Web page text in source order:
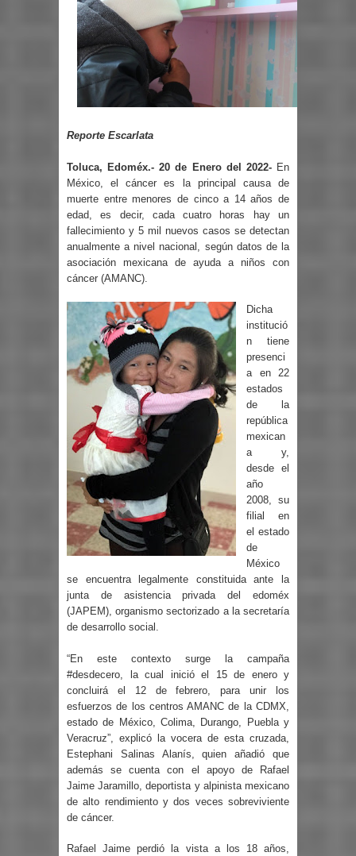
Reporte Escarlata
Toluca, Edoméx.- 20 de Enero del 2022-En
México, el cáncer es la principal causa de
muerte entre menores de cinco a 14 años de
edad, es decir, cada cuatro horas hay un
fallecimiento y 5 mil nuevos casos se detectan
anualmente a nivel nacional, según datos de la
asociación mexicana de ayuda a niños con
cáncer (AMANC).
Dicha
institució
n tiene
presenci
a en 22
estados
de la
república
mexican
a y,
desde el
año
2008, su
filial en
el estado
de
México
se encuentra legalmente constituida ante la
junta de asistencia privada del edoméx
(JAPEM), organismo sectorizado a la secretaría
de desarrollo social.
“En este contexto surge la campaña
#desdecero, la cual inició el 15 de enero y
concluirá el 12 de febrero, para unir los
esfuerzos de los centros AMANC de la CDMX,
estado de México, Colima, Durango, Puebla y
Veracruz”, explicó la vocera de esta cruzada,
Estephani Salinas Alanís, quien añadió que
además se cuenta con el apoyo de Rafael
Jaime Jaramillo, deportista y alpinista mexicano
de alto rendimiento y dos veces sobreviviente
de cáncer.
Rafael Jaime perdió la vista a los 18 años,